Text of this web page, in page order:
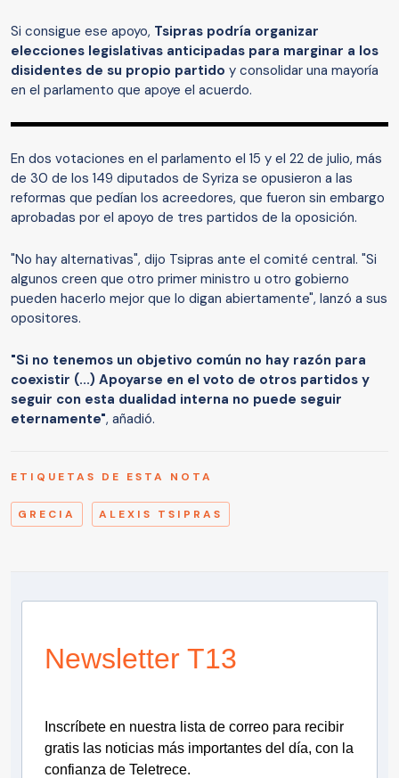
Si consigue ese apoyo, Tsipras podría organizar
elecciones legislativas anticipadas para marginar a los
disidentes de su propio partido y consolidar una mayoría
en el parlamento que apoye el acuerdo.
En dos votaciones en el parlamento el 15 y el 22 de julio, más
de 30 de los 149 diputados de Syriza se opusieron a las
reformas que pedían los acreedores, que fueron sin embargo
aprobadas por el apoyo de tres partidos de la oposición.
"No hay alternativas", dijo Tsipras ante el comité central. "Si
algunos creen que otro primer ministro u otro gobierno
pueden hacerlo mejor que lo digan abiertamente", lanzó a sus
opositores.
"Si no tenemos un objetivo común no hay razón para
coexistir (...) Apoyarse en el voto de otros partidos y
seguir con esta dualidad interna no puede seguir
eternamente", añadió.
ETIQUETAS DE ESTA NOTA
GRECIA ALEXIS TSIPRAS
Newsletter T13
Inscríbete en nuestra lista de correo para recibir
gratis las noticias más importantes del día, con la
confianza de Teletrece.